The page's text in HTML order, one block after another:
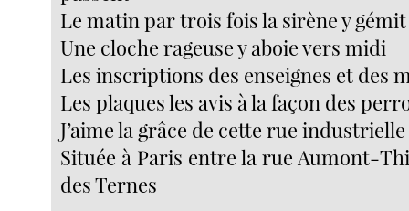
Le matin par trois fois la sirène y gémit
Une cloche rageuse y aboie vers midi
Les inscriptions des enseignes et des
Les plaques les avis à la façon des
J’aime la grâce de cette rue industrielle
Située à Paris entre la rue Aumont-
des Ternes